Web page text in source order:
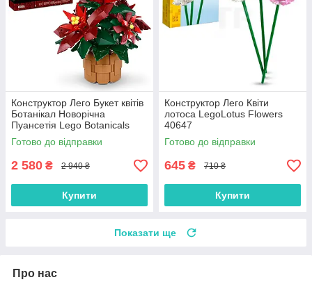
Конструктор Лего Букет квітів
Ботанікал Новорічна
Пуансетія Lego Botanicals
LEGO Icons Poinsettia 10370
Готово до відправки
2 580 ₴ 2 940 ₴
Купити
Конструктор Лего Квіти
лотоса LegoLotus Flowers
40647
Готово до відправки
645 ₴ 710 ₴
Купити
Показати ще
Про нас